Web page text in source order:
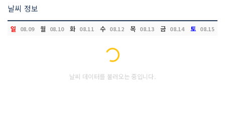
날씨 정보
일 08.09 월 08.10 화 08.11 수 08.12 목 08.13 금 08.14 토 08.15
Loading...
날씨 데이터를 불러오는 중입니다.